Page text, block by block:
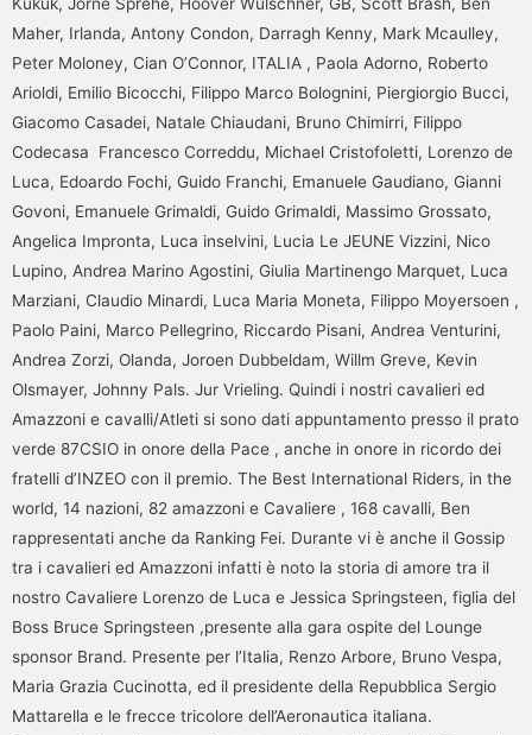
Maher, Irlanda, Antony Condon, Darragh Kenny, Mark Mcaulley,
Peter Moloney, Cian O’Connor, ITALIA , Paola Adorno, Roberto
Arioldi, Emilio Bicocchi, Filippo Marco Bolognini, Piergiorgio Bucci,
Giacomo Casadei, Natale Chiaudani, Bruno Chimirri, Filippo
Codecasa Francesco Correddu, Michael Cristofoletti, Lorenzo de
Luca, Edoardo Fochi, Guido Franchi, Emanuele Gaudiano, Gianni
Govoni, Emanuele Grimaldi, Guido Grimaldi, Massimo Grossato,
Angelica Impronta, Luca inselvini, Lucia Le JEUNE Vizzini, Nico
Lupino, Andrea Marino Agostini, Giulia Martinengo Marquet, Luca
Marziani, Claudio Minardi, Luca Maria Moneta, Filippo Moyersoen ,
Paolo Paini, Marco Pellegrino, Riccardo Pisani, Andrea Venturini,
Andrea Zorzi, Olanda, Joroen Dubbeldam, Willm Greve, Kevin
Olsmayer, Johnny Pals. Jur Vrieling. Quindi i nostri cavalieri ed
Amazzoni e cavalli/Atleti si sono dati appuntamento presso il prato
verde 87CSIO in onore della Pace , anche in onore in ricordo dei
fratelli d’INZEO con il premio. The Best International Riders, in the
world, 14 nazioni, 82 amazzoni e Cavaliere , 168 cavalli, Ben
rappresentati anche da Ranking Fei. Durante vi è anche il Gossip
tra i cavalieri ed Amazzoni infatti è noto la storia di amore tra il
nostro Cavaliere Lorenzo de Luca e Jessica Springsteen, figlia del
Boss Bruce Springsteen ,presente alla gara ospite del Lounge
sponsor Brand. Presente per l’Italia, Renzo Arbore, Bruno Vespa,
Maria Grazia Cucinotta, ed il presidente della Repubblica Sergio
Mattarella e le frecce tricolore dell’Aeronautica italiana.